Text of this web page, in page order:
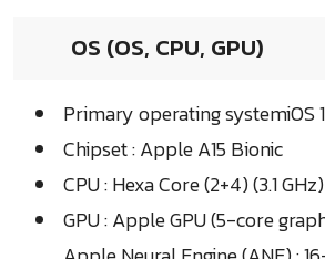
OS (OS, CPU, GPU)
Primary operating systemiOS
Chipset : Apple A15 Bionic
CPU : Hexa Core (2+4) (3.1 GHz)
GPU : Apple GPU (5-core